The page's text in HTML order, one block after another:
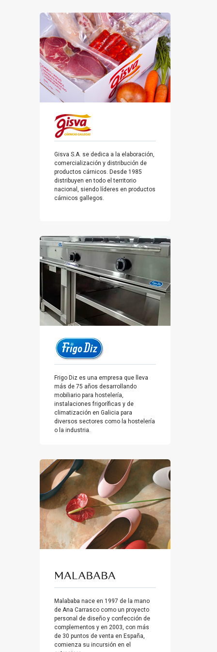
Gisva S.A. se dedica a la elaboración,
comercialización y distribución de
productos cárnicos. Desde 1985
distribuyen en todo el territorio
nacional, siendo líderes en productos
cárnicos gallegos.
Frigo Diz es una empresa que lleva
más de 75 años desarrollando
mobiliario para hostelería,
instalaciones frigoríficas y de
climatización en Galicia para
diversos sectores como la hostelería
o la industria.
Malababa nace en 1997 de la mano
de Ana Carrasco como un proyecto
personal de diseño y confección de
complementos y en 2003, con más
de 30 puntos de venta en España,
comienza su incursión en el